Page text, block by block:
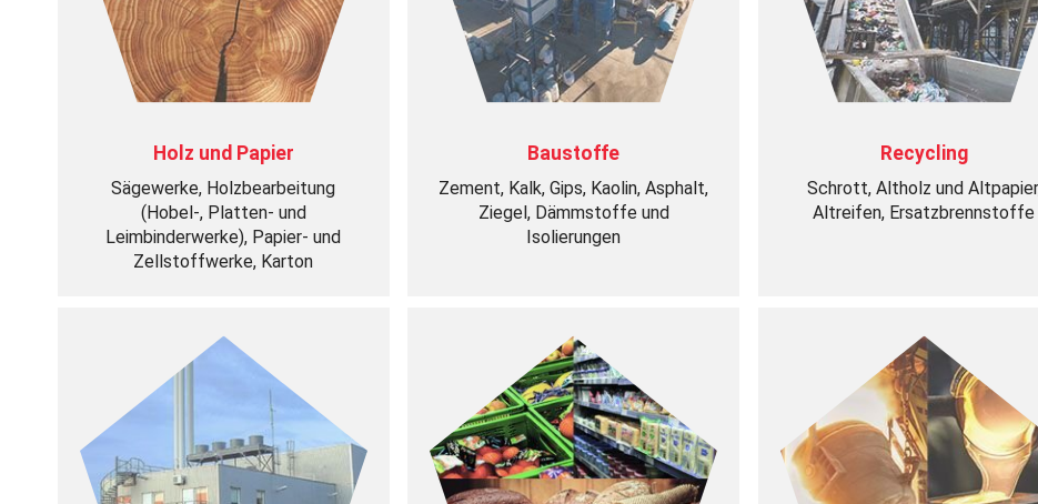
Holz und Papier
Sägewerke, Holzbearbeitung
(Hobel-, Platten- und
Leimbinderwerke), Papier- und
Zellstoffwerke, Karton
Baustoffe
Zement, Kalk, Gips, Kaolin, Asphalt,
Ziegel, Dämmstoffe und
Isolierungen
Recycling
Schrott, Altholz und
Altreifen, Ersatzbrennstoffe